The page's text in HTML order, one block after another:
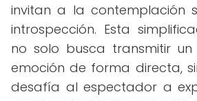
invitan a la contemplación
introspección. Esta
no solo busca transmitir
emoción de forma directa,
desafía al espectador a